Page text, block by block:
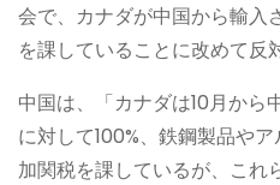
会で、カナダが中国から輸入
を課していることに改めて反
中国は、「カナダは10月から
に対して100%、鉄鋼製品や
加関税を課しているが、これ